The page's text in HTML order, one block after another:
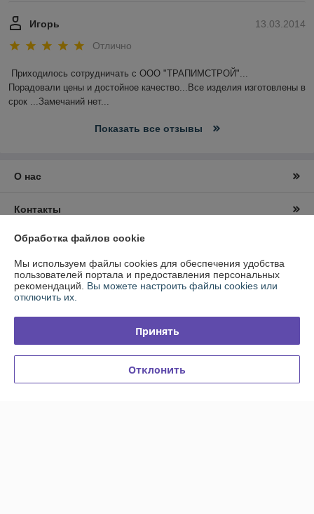
13.03.2014
Игорь
Отлично
Приходилось сотрудничать с ООО "ТРАПИМСТРОЙ"...
Порадовали цены и достойное качество...Все изделия изготовлены в
срок ...Замечаний нет...
Показать все отзывы
О нас
Контакты
Доставка и оплата
График работы
Политика обработки cookies
Сайт создан на платформе Deal.by
Обработка файлов cookie
Мы используем файлы cookies для обеспечения удобства
пользователей портала и предоставления персональных
рекомендаций. Вы можете настроить файлы cookies или
отключить их.
Принять
Отклонить